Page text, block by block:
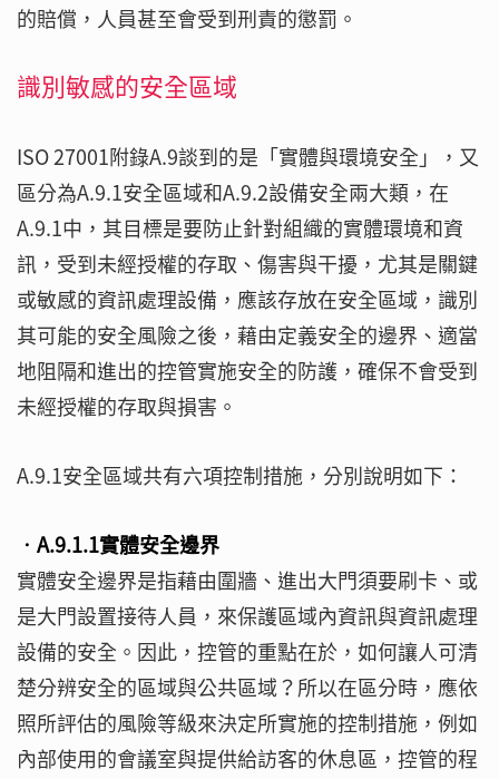
的賠償，人員甚至會受到刑責的懲罰。
識別敏感的安全區域
ISO 27001附錄A.9談到的是「實體與環境安全」，又
區分為A.9.1安全區域和A.9.2設備安全兩大類，在
A.9.1中，其目標是要防止針對組織的實體環境和資
訊，受到未經授權的存取、傷害與干擾，尤其是關鍵
或敏感的資訊處理設備，應該存放在安全區域，識別
其可能的安全風險之後，藉由定義安全的邊界、適當
地阻隔和進出的控管實施安全的防護，確保不會受到
未經授權的存取與損害。
A.9.1安全區域共有六項控制措施，分別說明如下：
‧A.9.1.1實體安全邊界
實體安全邊界是指藉由圍牆、進出大門須要刷卡、或
是大門設置接待人員，來保護區域內資訊與資訊處理
設備的安全。因此，控管的重點在於，如何讓人可清
楚分辨安全的區域與公共區域？所以在區分時，應依
照所評估的風險等級來決定所實施的控制措施，例如
內部使用的會議室與提供給訪客的休息區，控管的程